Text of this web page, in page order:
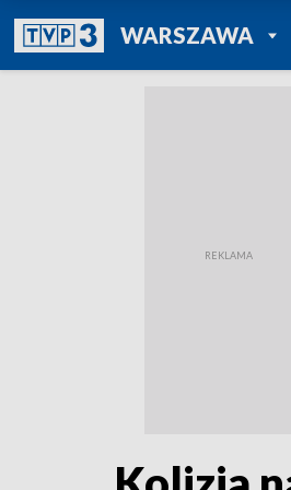
WARSZAWA
POWRÓT
TVP